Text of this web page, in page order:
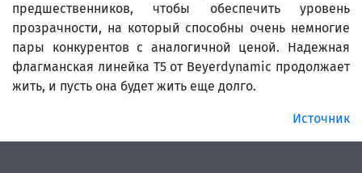
предшественников, чтобы обеспечить уровень
прозрачности, на который способны очень немногие
пары конкурентов с аналогичной ценой. Надежная
флагманская линейка T5 от Beyerdynamic продолжает
жить, и пусть она будет жить еще долго.
Источник